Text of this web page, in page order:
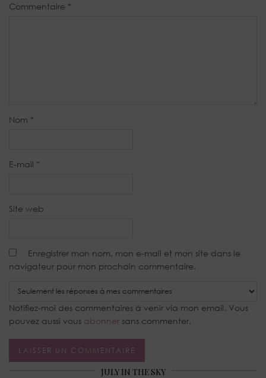
Commentaire *
Nom *
E-mail *
Site web
Enregistrer mon nom, mon e-mail et mon site dans le
navigateur pour mon prochain commentaire.
Notifiez-moi des commentaires à venir via mon email. Vous
pouvez aussi vous abonner sans commenter.
JULY IN THE SKY